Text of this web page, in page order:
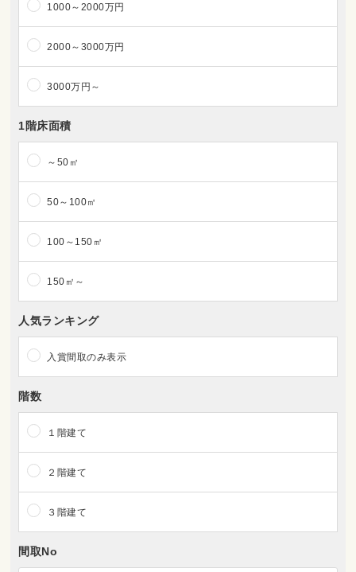
1000～2000万円
2000～3000万円
3000万円～
1階床面積
～50㎡
50～100㎡
100～150㎡
150㎡～
人気ランキング
入賞間取のみ表示
階数
１階建て
２階建て
３階建て
間取No